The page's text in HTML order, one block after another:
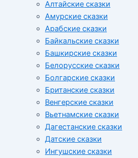
Алтайские сказки
Амурские сказки
Арабские сказки
Байкальские сказки
Башкирские сказки
Белорусские сказки
Болгарские сказки
Британские сказки
Венгерские сказки
Вьетнамские сказки
Дагестанские сказки
Датские сказки
Ингушские сказки